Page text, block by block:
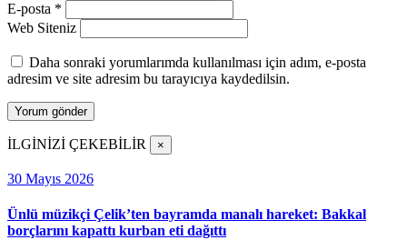
E-posta *
Web Siteniz
Daha sonraki yorumlarımda kullanılması için adım, e-posta
adresim ve site adresim bu tarayıcıya kaydedilsin.
İLGİNİZİ ÇEKEBİLİR ×
30 Mayıs 2026
Ünlü müzikçi Çelik’ten bayramda manalı hareket: Bakkal
borçlarını kapattı kurban eti dağıttı